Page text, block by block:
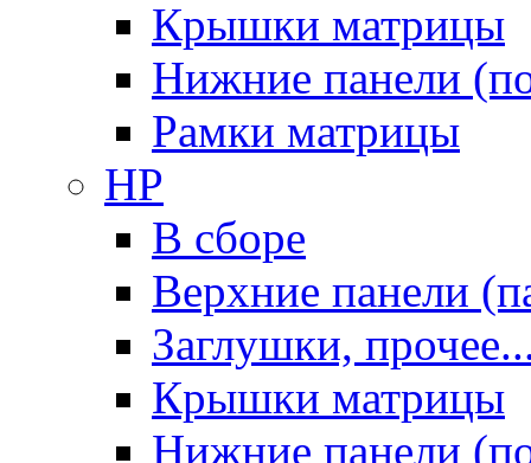
Крышки матрицы
Нижние панели
Рамки матрицы
HP
В сборе
Верхние панели
Заглушки,
Крышки матрицы
Нижние панели